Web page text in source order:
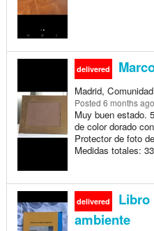
delivered
Madrid,
Posted 6 months ago
Muy buen estado.
de color dorado
Protector de foto
Medidas totales:
delivered
Libro
ambiente